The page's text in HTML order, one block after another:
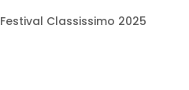
Festival Classissimo 2025